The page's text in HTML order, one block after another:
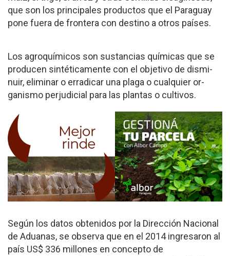
que son los principales productos que el Paraguay
pone fuera de frontera con destino a otros países.
Los agroquímicos son sustancias químicas que se
producen sintéticamente con el objetivo de dismi­
nuir, eliminar o erradicar una plaga o cualquier or­
ganismo perjudicial para las plantas o cultivos.
Según los datos obte­nidos por la Dirección Nacional
de Aduanas, se observa que en el 2014 ingresaron al
país US$ 336 millones en concepto de